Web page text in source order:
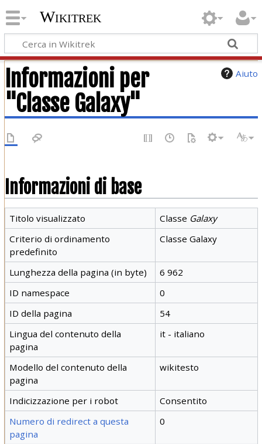
Wikitrek
Aiuto
Informazioni per
"Classe Galaxy"
Informazioni di base
Titolo visualizzato Classe Galaxy
Criterio di ordinamento
predefinito
Classe Galaxy
Lunghezza della pagina (in byte)
6 962
ID namespace
0
ID della pagina
54
Lingua del contenuto della
pagina
it - italiano
Modello del contenuto della
pagina
wikitesto
Indicizzazione per i robot
Consentito
Numero di redirect a questa
pagina
0